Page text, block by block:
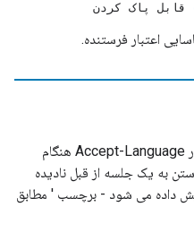
قابل پاک کردن
اعتبار فرستنده.
زبان اختیاری برای افزودن به مقدار هدر Accept-Language هنگام
به یک جلسه از قبل نادیده
داده می شود - برچسب ' مطابق